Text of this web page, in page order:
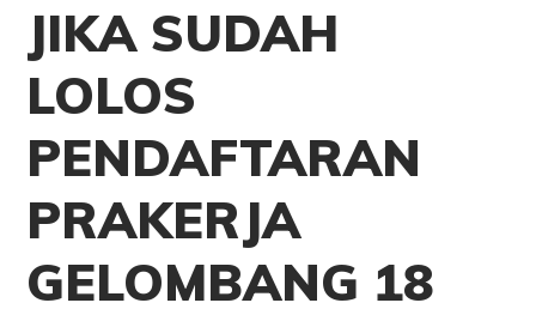
JIKA SUDAH
LOLOS
PENDAFTARAN
PRAKERJA
GELOMBANG 18